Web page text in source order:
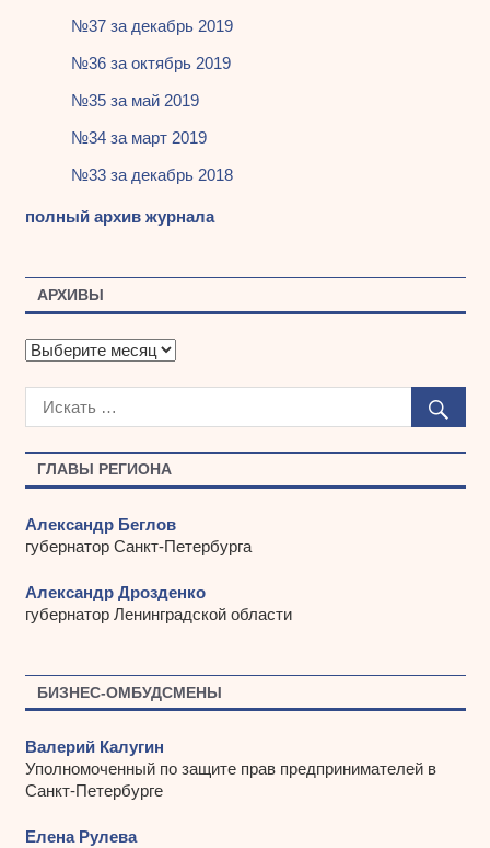
ГЛАВЫ РЕГИОНА
Александр Беглов
губернатор Санкт-Петербурга
Александр Дрозденко
губернатор Ленинградской области
БИЗНЕС-ОМБУДСМЕНЫ
Валерий Калугин
Уполномоченный по защите прав предпринимателей в
Санкт-Петербурге
Елена Рулева
№37 за декабрь 2019
№36 за октябрь 2019
№35 за май 2019
№34 за март 2019
№33 за декабрь 2018
полный архив журнала
АРХИВЫ
А
х
ы